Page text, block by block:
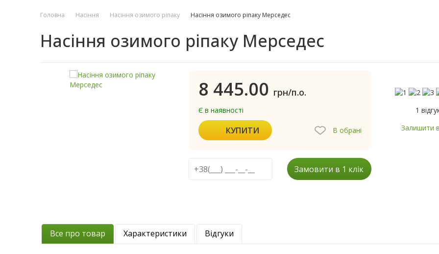
Головна Насіння Насіння озимого ріпаку Насіння озимого ріпаку Мерседес
Насіння озимого ріпаку Мерседес
8 445.00 грн/п.о.
Є в наявності
КУПИТИ В обрані
1
Залишити
Замовити в 1 клік
Все про товар Характеристики Відгуки